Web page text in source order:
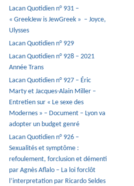
Lacan Quotidien n° 931 –
« GreekJew is JewGreek » – Joyce,
Ulysses
Lacan Quotidien n° 929
Lacan Quotidien n° 928 – 2021
Année Trans
Lacan Quotidien n° 927 – Éric
Marty et Jacques-Alain Miller –
Entretien sur « Le sexe des
Modernes » – Document – Lyon va
adopter un budget genré
Lacan Quotidien n° 926 –
Sexualités et symptôme :
refoulement, forclusion et démenti
par Agnès Aflalo – La loi forclôt
l’interpretation par Ricardo Seldes